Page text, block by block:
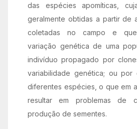
das espécies apomíticas,
geralmente obtidas a partir de
coletadas no campo e
variação genética de uma
indivíduo propagado por
variabilidade genética; ou por
diferentes espécies, o que em
resultar em problemas de
produção de sementes.